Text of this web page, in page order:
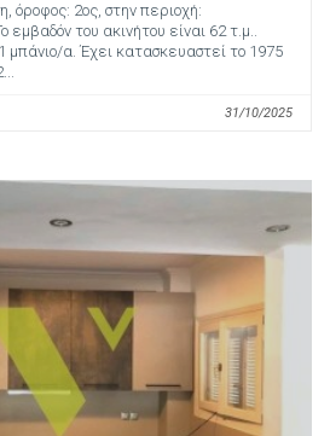
όροφος: 2ος, στην περιοχή:
εμβαδόν του ακινήτου είναι 62 τ.μ..
μπάνιο/α. Έχει κατασκευαστεί το 1975
31/10/2025